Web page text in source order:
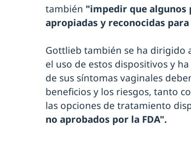
también "impedir que algunos
apropiadas y reconocidas
Gottlieb también se ha dirigido
el uso de estos dispositivos y
de sus síntomas vaginales
beneficios y los riesgos, tanto
las opciones de tratamiento
no aprobados por la FDA".